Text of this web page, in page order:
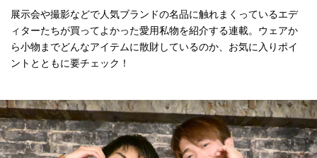
展示会や撮影などで人気ブランドの名品に触れまくっているエデ
ィターたちが買ってよかった愛用私物を紹介する連載。ウェアか
ら小物までどんなアイテムに散財しているのか、お気に入りポイ
ントとともに要チェック！